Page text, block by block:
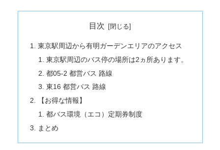
目次
東京駅周辺から有明ガーデンエリアのアクセス
東京駅周辺のバス停の場所は2ヵ所あります。
都05-2 都営バス 路線
東16 都営バス 路線
【お得な情報】
都バス環境（エコ）定期券制度
まとめ